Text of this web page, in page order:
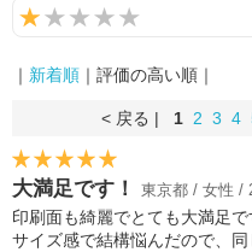
｜ 新着順 ｜評価の高い順｜
< 戻る | 1 2 3 4
大満足です！ 東京都 / 女性 /
印刷面も綺麗でとても大満足で
サイズ感で結構悩んだので、